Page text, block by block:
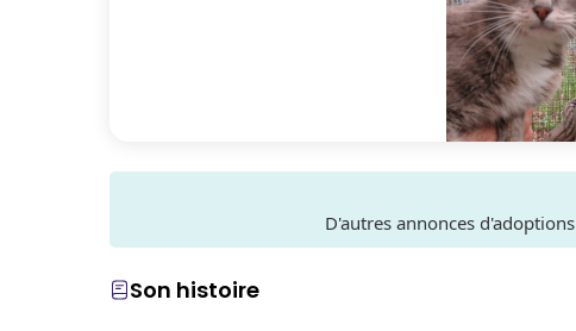
D'autres annonces d'adoptions
Son histoire